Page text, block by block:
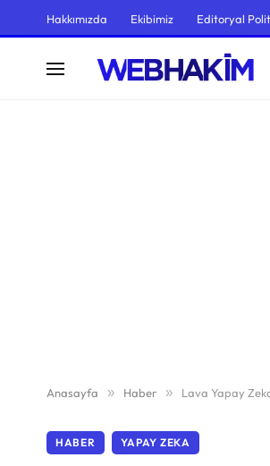
Hakkımızda Ekibimiz Editoryal
Anasayfa » Haber » Lava Yapay
HABER YAPAY ZEKA